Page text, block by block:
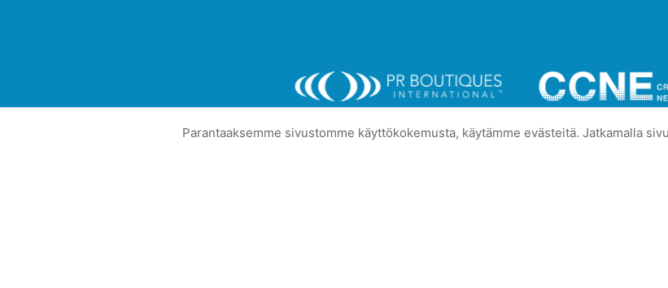
Parantaaksemme sivustomme käyttökokemusta, käytämme evästeitä. Jatkamalla